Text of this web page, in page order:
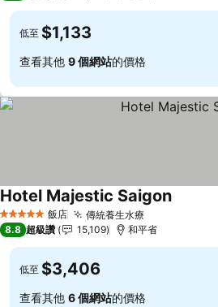
低至 $1,133
查看其他 9 個網站的價格
5 星級 飯店 傳統養生水療查看價格
Hotel Majestic Saigon查看價格
8.8 超級讚 15,109 和平省
低至 $3,406
查看其他 6 個網站的價格